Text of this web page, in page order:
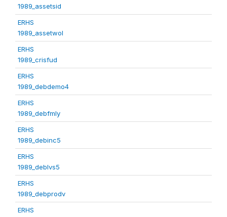
1989_assetsid
ERHS
1989_assetwol
ERHS
1989_crisfud
ERHS
1989_debdemo4
ERHS
1989_debfmly
ERHS
1989_debinc5
ERHS
1989_deblvs5
ERHS
1989_debprodv
ERHS